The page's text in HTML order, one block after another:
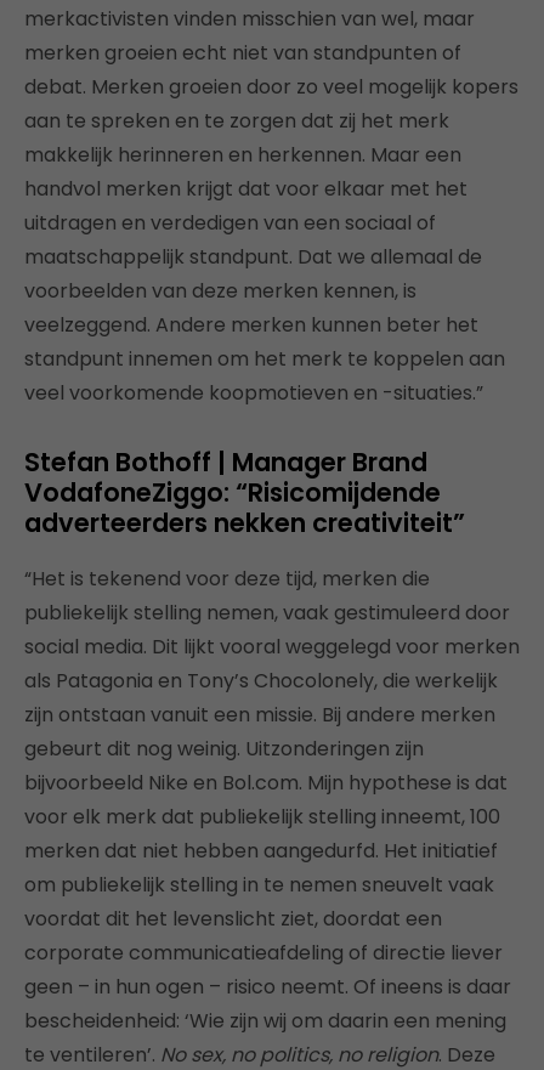
merkactivisten vinden misschien van wel, maar
merken groeien echt niet van standpunten of
debat. Merken groeien door zo veel mogelijk kopers
aan te spreken en te zorgen dat zij het merk
makkelijk herinneren en herkennen. Maar een
handvol merken krijgt dat voor elkaar met het
uitdragen en verdedigen van een sociaal of
maatschappelijk standpunt. Dat we allemaal de
voorbeelden van deze merken kennen, is
veelzeggend. Andere merken kunnen beter het
standpunt innemen om het merk te koppelen aan
veel voorkomende koopmotieven en -situaties.”
Stefan Bothoff | Manager Brand
VodafoneZiggo: “Risicomijdende
adverteerders nekken creativiteit”
“Het is tekenend voor deze tijd, merken die
publiekelijk stelling nemen, vaak gestimuleerd door
social media. Dit lijkt vooral weggelegd voor merken
als Patagonia en Tony’s Chocolonely, die werkelijk
zijn ontstaan vanuit een missie. Bij andere merken
gebeurt dit nog weinig. Uitzonderingen zijn
bijvoorbeeld Nike en Bol.com. Mijn hypothese is dat
voor elk merk dat publiekelijk stelling inneemt, 100
merken dat niet hebben aangedurfd. Het initiatief
om publiekelijk stelling in te nemen sneuvelt vaak
voordat dit het levenslicht ziet, doordat een
corporate communicatieafdeling of directie liever
geen – in hun ogen – risico neemt. Of ineens is daar
bescheidenheid: ‘Wie zijn wij om daarin een mening
te ventileren’. No sex, no politics, no religion. Deze